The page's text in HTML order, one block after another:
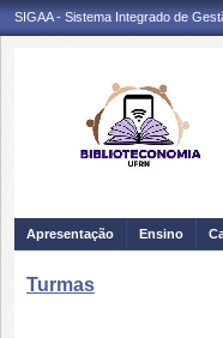
SIGAA - Sistema Integrado de
Apresentação Ensino
Turmas